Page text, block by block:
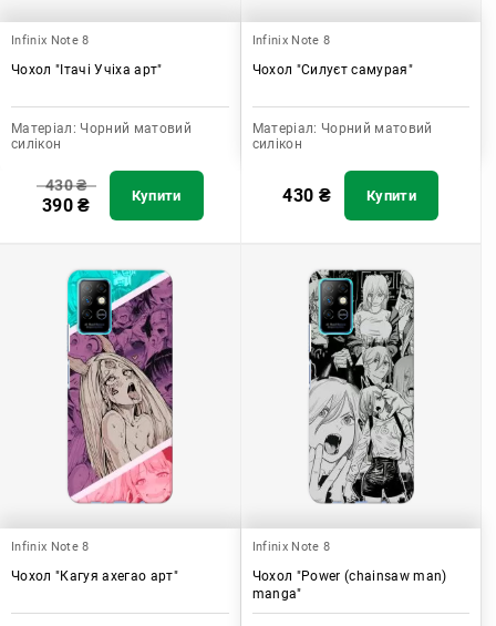
Infinix Note 8
Чохол "Ітачі Учіха арт"
Матеріал: Чорний матовий
силікон
430₴
390₴ Купити
Infinix Note 8
Чохол "Силуєт самурая"
Матеріал: Чорний матовий
силікон
430 ₴ Купити
Infinix Note 8
Чохол "Кагуя ахегао арт"
Infinix Note 8
Чохол "Power (chainsaw man)
manga"